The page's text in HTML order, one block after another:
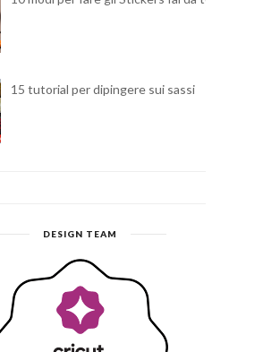
15 tutorial per dipingere sui sassi
DESIGN TEAM